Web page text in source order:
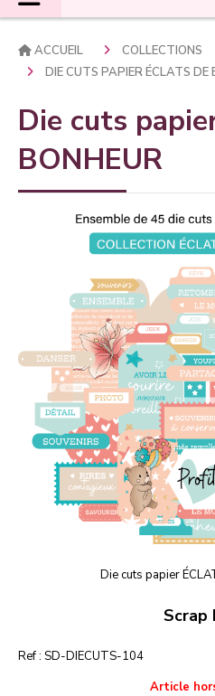
ACCUEIL COLLECTIONS
DIE CUTS PAPIER ÉCLATS DE
Die cuts
BONHEUR
Die cuts papier
Scrap
Ref : SD-DIECUTS-104
Article